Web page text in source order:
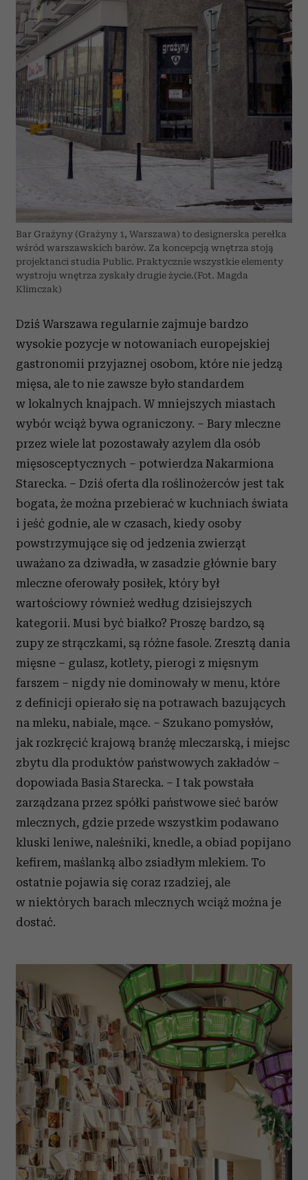
społecznościowym, reklamowym i analitycznym.
Partnerzy mogą połączyć te informacje z innymi danymi
otrzymanymi od Ciebie lub uzyskanymi podczas
korzystania z ich usług.
Bar Grażyny (Grażyny 1, Warszawa) to designerska perełka
wśród warszawskich barów. Za koncepcją wnętrza stoją
projektanci studia Public. Praktycznie wszystkie elementy
wystroju wnętrza zyskały drugie życie.(Fot. Magda
Klimczak)
Dziś Warszawa regularnie zajmuje bardzo
wysokie pozycje w notowaniach europejskiej
gastronomii przyjaznej osobom, które nie jedzą
mięsa, ale to nie zawsze było standardem
w lokalnych knajpach. W mniejszych miastach
wybór wciąż bywa ograniczony. – Bary mleczne
przez wiele lat pozostawały azylem dla osób
mięsosceptycznych – potwierdza Nakarmiona
Starecka. – Dziś oferta dla roślinożerców jest tak
bogata, że można przebierać w kuchniach świata
i jeść godnie, ale w czasach, kiedy osoby
powstrzymujące się od jedzenia zwierząt
uważano za dziwadła, w zasadzie głównie bary
mleczne oferowały posiłek, który był
wartościowy również według dzisiejszych
kategorii. Musi być białko? Proszę bardzo, są
zupy ze strączkami, są różne fasole. Zresztą dania
mięsne – gulasz, kotlety, pierogi z mięsnym
farszem – nigdy nie dominowały w menu, które
z definicji opierało się na potrawach bazujących
na mleku, nabiale, mące. – Szukano pomysłów,
jak rozkręcić krajową branżę mleczarską, i miejsc
zbytu dla produktów państwowych zakładów –
dopowiada Basia Starecka. – I tak powstała
zarządzana przez spółki państwowe sieć barów
mlecznych, gdzie przede wszystkim podawano
kluski leniwe, naleśniki, knedle, a obiad popijano
kefirem, maślanką albo zsiadłym mlekiem. To
ostatnie pojawia się coraz rzadziej, ale
w niektórych barach mlecznych wciąż można je
dostać.